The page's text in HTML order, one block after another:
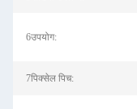
6उपयोग:
7पिक्सेल पिच: